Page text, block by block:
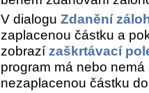
V dialogu Zdanění
zaplacenou částku a
zobrazí zaškrtávací
program má nebo
nezaplacenou částku